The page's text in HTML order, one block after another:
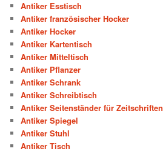
Antiker Esstisch
Antiker französischer Hocker
Antiker Hocker
Antiker Kartentisch
Antiker Mitteltisch
Antiker Pflanzer
Antiker Schrank
Antiker Schreibtisch
Antiker Seitenständer für Zeitschriften
Antiker Spiegel
Antiker Stuhl
Antiker Tisch